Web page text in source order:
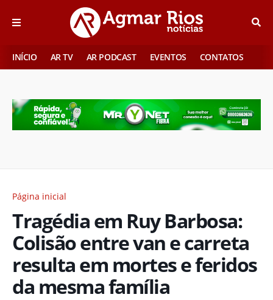
INÍCIO AR TV AR PODCAST EVENTOS CONTATOS
Página inicial
Tragédia em Ruy Barbosa:
Colisão entre van e carreta
resulta em mortes e feridos
da mesma família